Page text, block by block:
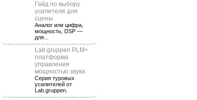
Гайд по выбору
усилителя для
сцены
Аналог или цифра,
мощность, DSP —
для...
Lab.gruppen PLM+
платформа
управления
мощностью звука
Серия туровых
усилителей от
Lab.gruppen.